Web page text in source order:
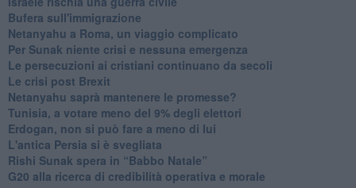
Bufera sull'immigrazione
Netanyahu a Roma, un viaggio complicato
Per Sunak niente crisi e nessuna emergenza
Le persecuzioni ai cristiani continuano da secoli
Le crisi post Brexit
Netanyahu saprà mantenere le promesse?
Tunisia, a votare meno del 9% degli elettori
Erdogan, non si può fare a meno di lui
L'antica Persia si è svegliata
Rishi Sunak spera in “Babbo Natale”
G20 alla ricerca di credibilità operativa e morale